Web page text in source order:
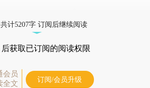
计5207字 订阅后继续阅读
后获取已订阅的阅读权限
会员
全文
订阅/会员升级